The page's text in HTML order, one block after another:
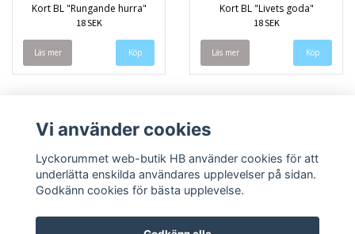
Kort BL "Rungande hurra"
18 SEK
Läs mer
Kort BL "Livets goda"
18 SEK
Läs mer
Vi använder cookies
Lyckorummet web-butik HB använder cookies för att
underlätta enskilda användares upplevelser på sidan.
Godkänn cookies för bästa upplevelse.